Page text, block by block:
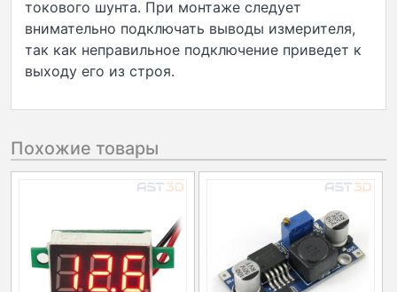
токового шунта. При монтаже следует
внимательно подключать выводы измерителя,
так как неправильное подключение приведет к
выходу его из строя.
Похожие товары